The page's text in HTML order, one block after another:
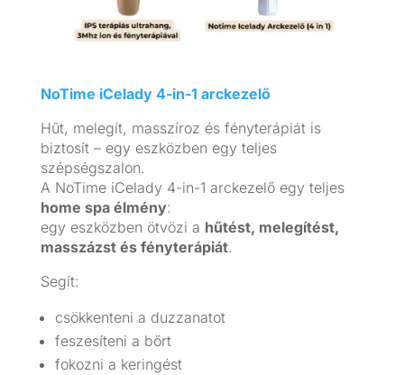
NoTime iCelady 4-in-1 arckezelő
Hűt, melegít, masszíroz és fényterápiát is
biztosít – egy eszközben egy teljes
szépségszalon.
A NoTime iCelady 4-in-1 arckezelő egy teljes
home spa élmény:
egy eszközben ötvözi a hűtést, melegítést,
masszázst és fényterápiát.
Segít:
csökkenteni a duzzanatot
feszesíteni a bőrt
fokozni a keringést